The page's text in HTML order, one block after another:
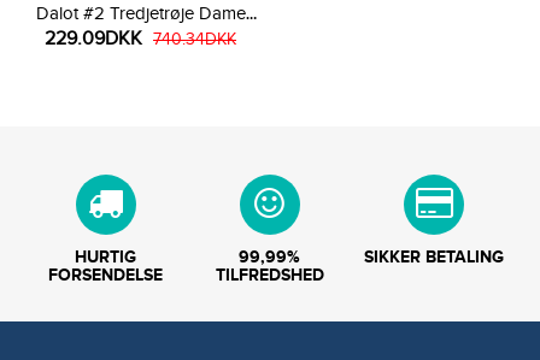
Dalot #2 Tredjetrøje Dame
2025-26 Kortærmet
229.09DKK 740.34DKK
HURTIG
FORSENDELSE
99,99%
TILFREDSHED
SIKKER BETALING